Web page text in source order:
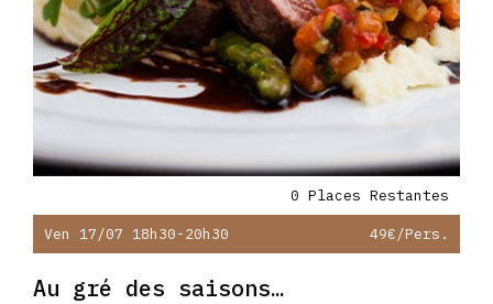
0 Places Restantes
Ven 17/07 18h30-20h30 49€/pers.
Au gré des saisons…